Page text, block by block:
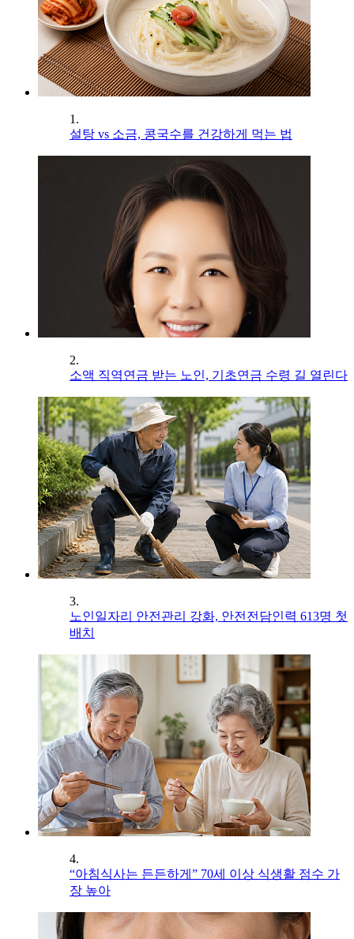
1.
설탕 vs 소금, 콩국수를 건강하게 먹는 법
2.
소액 직역연금 받는 노인, 기초연금 수령 길 열린다
3.
노인일자리 안전관리 강화, 안전전담인력 613명 첫
배치
4.
“아침식사는 든든하게” 70세 이상 식생활 점수 가
장 높아